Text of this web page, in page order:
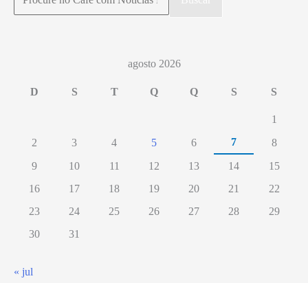
agosto 2026
D S T Q Q S S
1
2
3 4 5 6 7
8
9
10 11 12 13 14
15
16
17 18 19 20 21
22
23
24 25 26 27 28
29
30
31
« jul